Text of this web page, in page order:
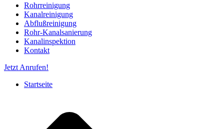
Rohrreinigung
Kanalreinigung
Abflußreinigung
Rohr-Kanalsanierung
Kanalinspektion
Kontakt
Jetzt Anrufen!
Startseite